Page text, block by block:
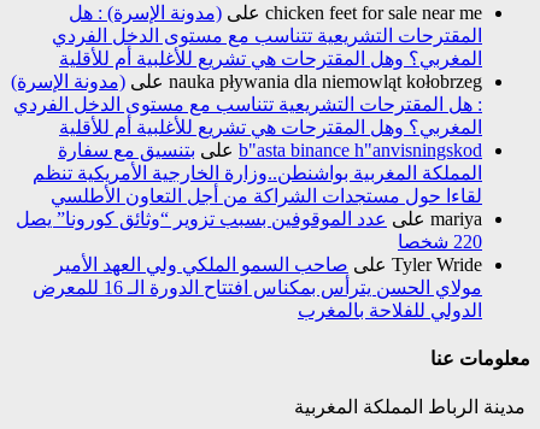
chicken feet for sale near me على (مدونة الإسرة) : هل
المقترحات التشريعية تتناسب مع مستوى الدخل الفردي
المغربي؟ وهل المقترحات هي تشريع للأغلبية أم للأقلية
nauka pływania dla niemowląt kołobrzeg على (مدونة الإسرة)
: هل المقترحات التشريعية تتناسب مع مستوى الدخل الفردي
المغربي؟ وهل المقترحات هي تشريع للأغلبية أم للأقلية
b"asta binance h"anvisningskod على بتنسيق مع سفارة
المملكة المغربية بواشنطن..وزارة الخارجية الأمريكية تنظم
لقاءا حول مستجدات الشراكة من أجل التعاون الأطلسي
mariya على عدد الموقوفين بسبب تزوير “وثائق كورونا” يصل
220 شخصا
Tyler Wride على صاحب السمو الملكي ولي العهد الأمير
مولاي الحسن يترأس بمكناس افتتاح الدورة الـ 16 للمعرض
الدولي للفلاحة بالمغرب
معلومات عنا
مدينة الرباط المملكة المغربية